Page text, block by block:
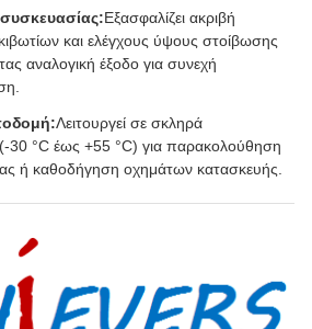
Εξασφαλίζει ακριβή
και ελέγχους ύψους στοίβωσης
αναλογική έξοδο για συνεχή
Λειτουργεί σε σκληρά
30 °C έως +55 °C) για παρακολούθηση
ή καθοδήγηση οχημάτων κατασκευής.